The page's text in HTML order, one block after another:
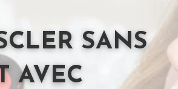
SANS
AVEC